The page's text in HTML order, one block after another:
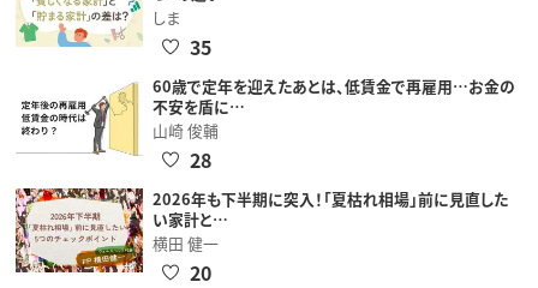
しま
35
60歳で定年を迎えたあとは、低賃金で再雇用…お金の
不安を盾に…
山崎 俊輔
28
2026年も下半期に突入！「夏枯れ相場」前に見直した
い家計と…
横田 健一
20